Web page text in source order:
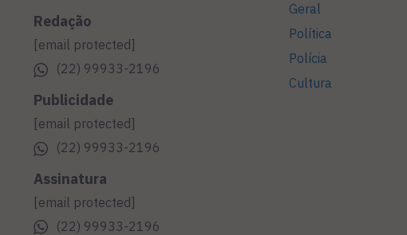
Redação
[email protected]
(22) 99933-2196
Publicidade
[email protected]
(22) 99933-2196
Assinatura
[email protected]
(22) 99933-2196
Geral
Política
Polícia
Cultura